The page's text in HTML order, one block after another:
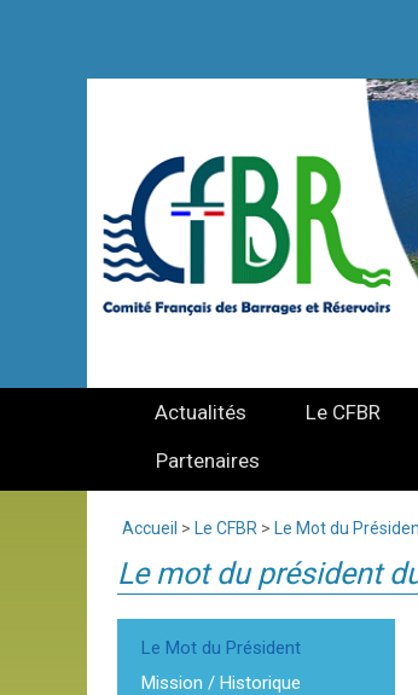
Actualités Le CFBR
Partenaires
Accueil > Le CFBR > Le Mot du
Le mot du président
Le Mot du Président
Mission / Historique